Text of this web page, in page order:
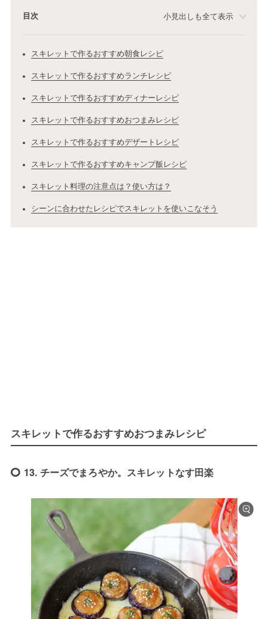
目次 小見出しも全て表示
スキレットで作るおすすめ朝食レシピ
スキレットで作るおすすめランチレシピ
スキレットで作るおすすめディナーレシピ
スキレットで作るおすすめおつまみレシピ
スキレットで作るおすすめデザートレシピ
スキレットで作るおすすめキャンプ飯レシピ
スキレット料理の注意点は？使い方は？
シーンに合わせたレシピでスキレットを使いこなそう
スキレットで作るおすすめおつまみレシピ
13. チーズでまろやか。スキレットなす田楽